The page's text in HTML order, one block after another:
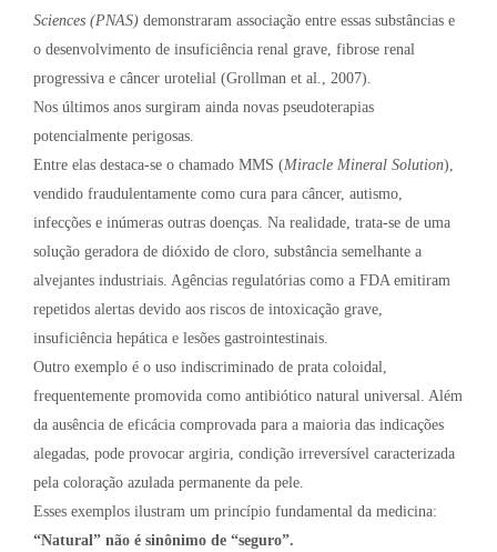
Sciences (PNAS) demonstraram associação entre essas substâncias e
o desenvolvimento de insuficiência renal grave, fibrose renal
progressiva e câncer urotelial (Grollman et al., 2007).
Nos últimos anos surgiram ainda novas pseudoterapias
potencialmente perigosas.
Entre elas destaca-se o chamado MMS (Miracle Mineral Solution),
vendido fraudulentamente como cura para câncer, autismo,
infecções e inúmeras outras doenças. Na realidade, trata-se de uma
solução geradora de dióxido de cloro, substância semelhante a
alvejantes industriais. Agências regulatórias como a FDA emitiram
repetidos alertas devido aos riscos de intoxicação grave,
insuficiência hepática e lesões gastrointestinais.
Outro exemplo é o uso indiscriminado de prata coloidal,
frequentemente promovida como antibiótico natural universal. Além
da ausência de eficácia comprovada para a maioria das indicações
alegadas, pode provocar argiria, condição irreversível caracterizada
pela coloração azulada permanente da pele.
Esses exemplos ilustram um princípio fundamental da medicina:
“Natural” não é sinônimo de “seguro”.